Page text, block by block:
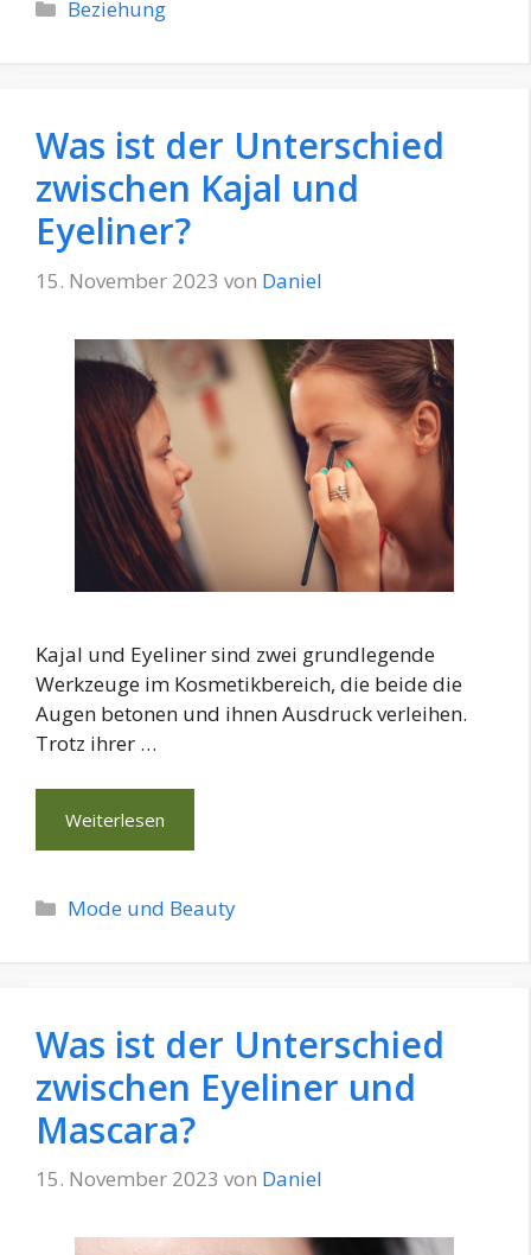
Kategorien
Beziehung
Was ist der Unterschied
zwischen Kajal und
Eyeliner?
15. November 2023 von Daniel
Kajal und Eyeliner sind zwei grundlegende
Werkzeuge im Kosmetikbereich, die beide die
Augen betonen und ihnen Ausdruck verleihen.
Trotz ihrer …
Weiterlesen
Kategorien
Mode und Beauty
Was ist der Unterschied
zwischen Eyeliner und
Mascara?
15. November 2023 von Daniel